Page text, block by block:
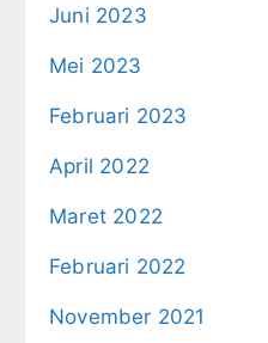
Juni 2023
Mei 2023
Februari 2023
April 2022
Maret 2022
Februari 2022
November 2021